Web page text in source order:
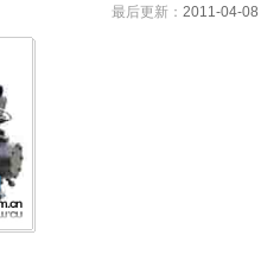
最后更新： 2011-04-08